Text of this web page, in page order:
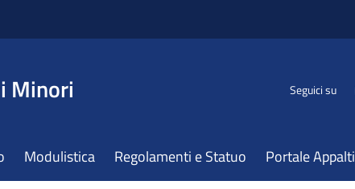
Minori Seguici su
Modulistica Regolamenti e Statuo Portale Appalti